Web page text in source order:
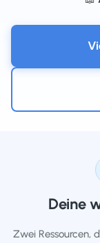
Deine
Zwei Ressourcen,